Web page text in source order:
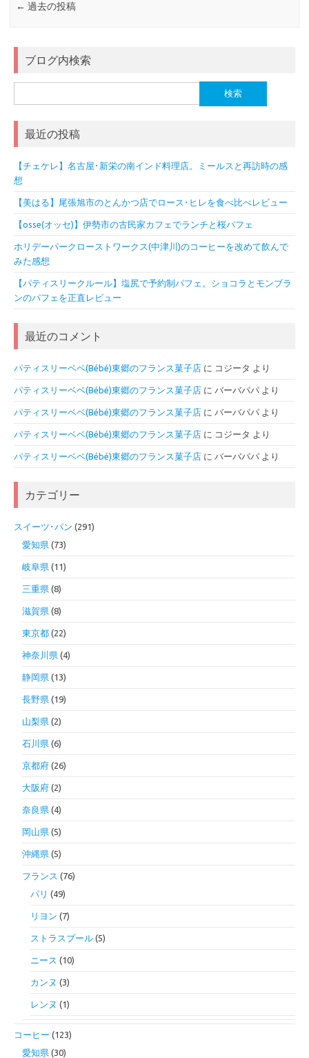
← 過去の投稿
ブログ内検索
索:
最近の投稿
【チェケレ】名古屋･新栄の南インド料理店。ミールスと再訪時の感
想
【美はる】尾張旭市のとんかつ店でロース･ヒレを食べ比べレビュー
【osse(オッセ)】伊勢市の古民家カフェでランチと桜パフェ
ホリデーパークローストワークス(中津川)のコーヒーを改めて飲んで
みた感想
【パティスリークルール】塩尻で予約制パフェ。ショコラとモンブラ
ンのパフェを正直レビュー
最近のコメント
パティスリーベベ(Bébé)東郷のフランス菓子店 に コジータ より
パティスリーベベ(Bébé)東郷のフランス菓子店 に バーバパパ より
パティスリーベベ(Bébé)東郷のフランス菓子店 に バーバパパ より
パティスリーベベ(Bébé)東郷のフランス菓子店 に コジータ より
パティスリーベベ(Bébé)東郷のフランス菓子店 に バーバパパ より
カテゴリー
スイーツ･パン (291)
愛知県 (73)
岐阜県 (11)
三重県 (8)
滋賀県 (8)
東京都 (22)
神奈川県 (4)
静岡県 (13)
長野県 (19)
山梨県 (2)
石川県 (6)
京都府 (26)
大阪府 (2)
奈良県 (4)
岡山県 (5)
沖縄県 (5)
フランス (76)
パリ (49)
リヨン (7)
ストラスブール (5)
ニース (10)
カンヌ (3)
レンヌ (1)
コーヒー (123)
愛知県 (30)